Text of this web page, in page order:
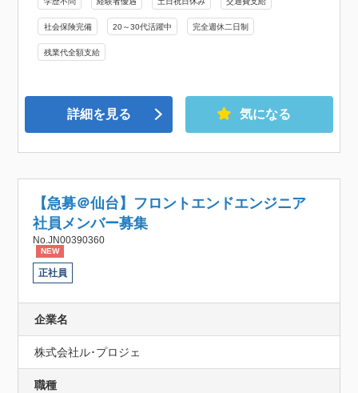
社会保険完備 20～30代活躍中 完全週休二日制
残業代全額支給
詳細を見る 気になる
【急募＠仙台】フロントエンドエンジニア
社員メンバー募集
No.JN00390360
NEW
正社員
企業名
株式会社ル･プロジェ
職種